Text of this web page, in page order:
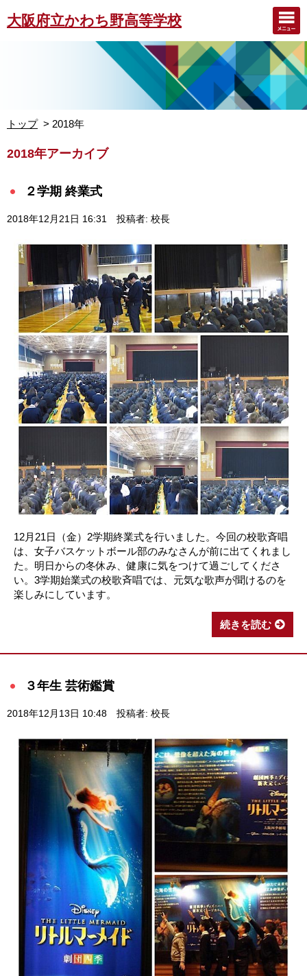
大阪府立かわち野高等学校
トップ 2018年
2018年アーカイブ
２学期 終業式
2018年12月21日 16:31 投稿者: 校長
12月21日（金）2学期終業式を行いました。今回の校歌斉唱
は、女子バスケットボール部のみなさんが前に出てくれまし
た。明日からの冬休み、健康に気をつけて過ごしてくださ
い。3学期始業式の校歌斉唱では、元気な歌声が聞けるのを
楽しみにしています。
続きを読む
３年生 芸術鑑賞
2018年12月13日 10:48 投稿者: 校長